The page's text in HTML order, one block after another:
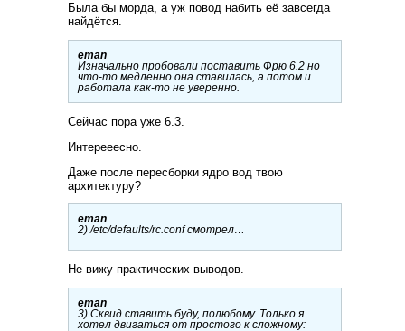
Была бы морда, а уж повод набить её завсегда
найдётся.
eman
Изначально пробовали поставить Фрю 6.2 но
что-то медленно она ставилась, а потом и
работала как-то не уверенно.
Сейчас пора уже 6.3.
Интерееесно.
Даже после пересборки ядро вод твою
архитектуру?
eman
2) /etc/defaults/rc.conf смотрел…
Не вижу практических выводов.
eman
3) Сквид ставить буду, полюбому. Только я
хотел двигаться от простого к сложному: